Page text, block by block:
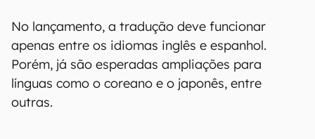
No lançamento, a tradução deve funcionar
apenas entre os idiomas inglês e espanhol.
Porém, já são esperadas ampliações para
línguas como o coreano e o japonês, entre
outras.